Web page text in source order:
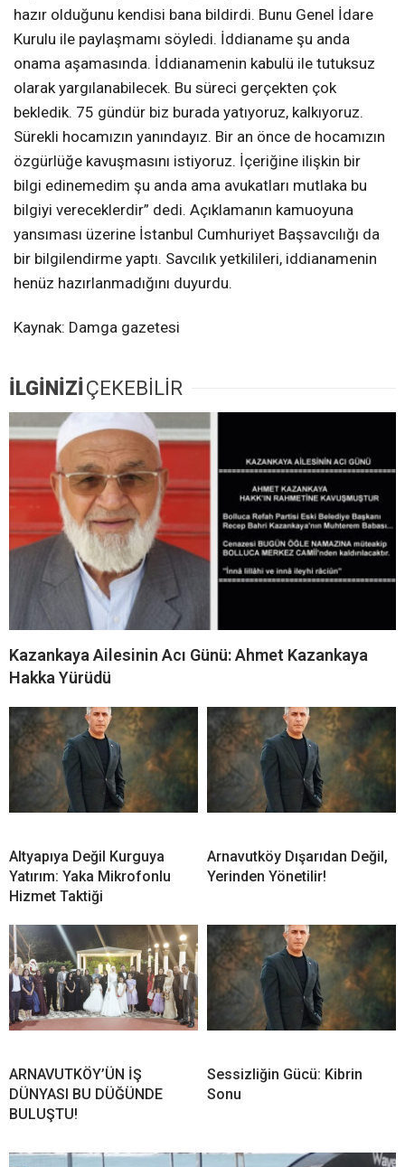
hazır olduğunu kendisi bana bildirdi. Bunu Genel İdare
Kurulu ile paylaşmamı söyledi. İddianame şu anda
onama aşamasında. İddianamenin kabulü ile tutuksuz
olarak yargılanabilecek. Bu süreci gerçekten çok
bekledik. 75 gündür biz burada yatıyoruz, kalkıyoruz.
Sürekli hocamızın yanındayız. Bir an önce de hocamızın
özgürlüğe kavuşmasını istiyoruz. İçeriğine ilişkin bir
bilgi edinemedim şu anda ama avukatları mutlaka bu
bilgiyi vereceklerdir” dedi. Açıklamanın kamuoyuna
yansıması üzerine İstanbul Cumhuriyet Başsavcılığı da
bir bilgilendirme yaptı. Savcılık yetkilileri, iddianamenin
henüz hazırlanmadığını duyurdu.
Kaynak: Damga gazetesi
İLGİNİZİÇEKEBİLİR
Kazankaya Ailesinin Acı Günü: Ahmet Kazankaya
Hakka Yürüdü
Altyapıya Değil Kurguya
Yatırım: Yaka Mikrofonlu
Hizmet Taktiği
Arnavutköy Dışarıdan Değil,
Yerinden Yönetilir!
ARNAVUTKÖY’ÜN İŞ
DÜNYASI BU DÜĞÜNDE
BULUŞTU!
Sessizliğin Gücü: Kibrin
Sonu